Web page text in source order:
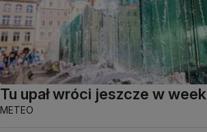
Tu upał wróci jeszcze w
METEO